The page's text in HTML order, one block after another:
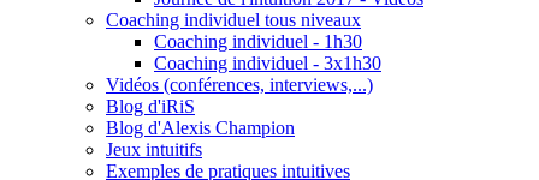
Coaching individuel tous niveaux
Coaching individuel - 1h30
Coaching individuel - 3x1h30
Vidéos (conférences, interviews,...)
Blog d'iRiS
Blog d'Alexis Champion
Jeux intuitifs
Exemples de pratiques intuitives